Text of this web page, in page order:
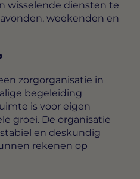
wisselende diensten te
weekenden en
zorgorganisatie in
begeleiding
is voor eigen
groei. De organisatie
en deskundig
rekenen op